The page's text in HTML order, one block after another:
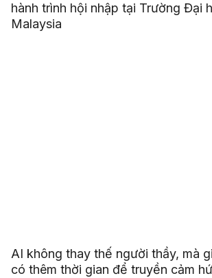
hành trình hội nhập tại Trường Đại
Malaysia
AI không thay thế người thầy, mà
có thêm thời gian để truyền cảm